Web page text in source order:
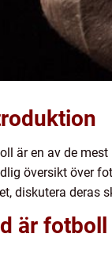
är en av de
översikt över
diskutera deras
är fotboll